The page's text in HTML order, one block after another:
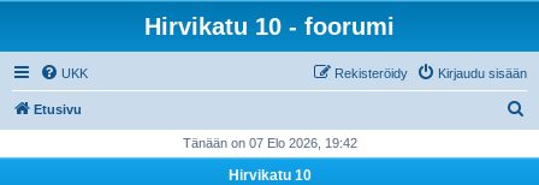
Hirvikatu 10 - foorumi
UKK Kirjaudu sisään
Rekisteröidy
Etusivu
Tänään on 07 Elo 2026, 19:42
Hirvikatu 10